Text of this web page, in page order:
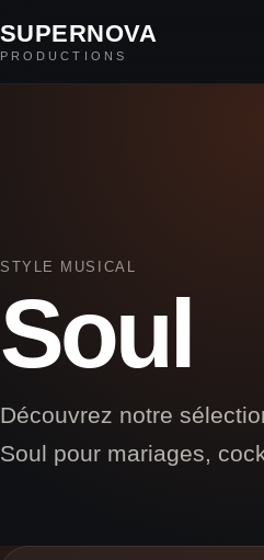
SUPERNOVA
PRODUCTIONS
STYLE MUSICAL
Soul
Découvrez notre
Soul pour mariages,